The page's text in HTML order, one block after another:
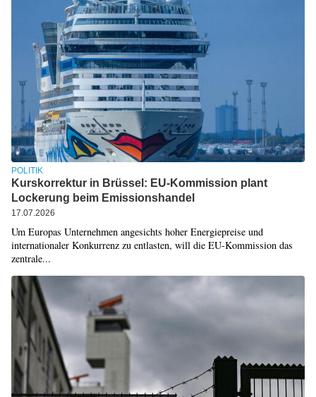
POLITIK
Kurskorrektur in Brüssel: EU-Kommission plant
Lockerung beim Emissionshandel
17.07.2026
Um Europas Unternehmen angesichts hoher Energiepreise und
internationaler Konkurrenz zu entlasten, will die EU-Kommission das
zentrale...